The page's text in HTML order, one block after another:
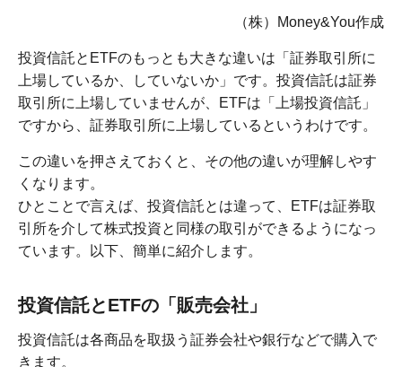
（株）Money&You作成
投資信託とETFのもっとも大きな違いは「証券取引所に
上場しているか、していないか」です。投資信託は証券
取引所に上場していませんが、ETFは「上場投資信託」
ですから、証券取引所に上場しているというわけです。
この違いを押さえておくと、その他の違いが理解しやす
くなります。
ひとことで言えば、投資信託とは違って、ETFは証券取
引所を介して株式投資と同様の取引ができるようになっ
ています。以下、簡単に紹介します。
投資信託とETFの「販売会社」
投資信託は各商品を取扱う証券会社や銀行などで購入で
きます。